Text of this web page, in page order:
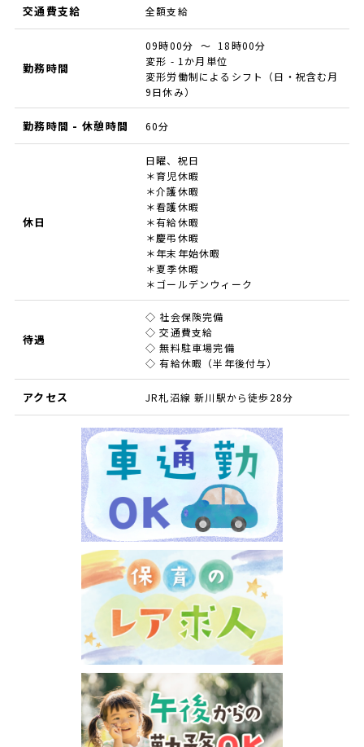
交通費支給 全額支給
勤務時間
09時00分 ～ 18時00分
変形 - 1か月単位
変形労働制によるシフト（日・祝含む月
9日休み）
勤務時間 - 休憩時間 60分
休日
日曜、祝日
＊育児休暇
＊介護休暇
＊看護休暇
＊有給休暇
＊慶弔休暇
＊年末年始休暇
＊夏季休暇
＊ゴールデンウィーク
待遇
◇ 社会保険完備
◇ 交通費支給
◇ 無料駐車場完備
◇ 有給休暇（半年後付与）
アクセス JR札沼線 新川駅から徒歩28分